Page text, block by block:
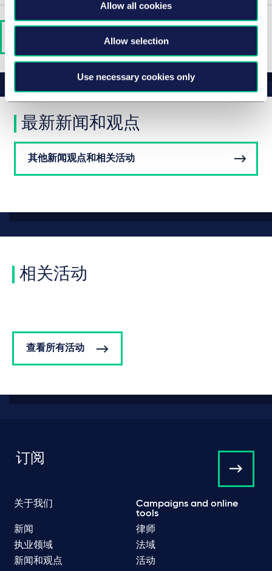
Allow all cookies
Allow selection
Use necessary cookies only
最新新闻和观点
其他新闻观点和相关活动
相关活动
查看所有活动
订阅
关于我们
Campaigns and online
tools
新闻
律师
执业领域
法域
新闻和观点
活动